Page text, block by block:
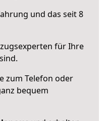
und das seit 8
für Ihre
zum Telefon oder
bequem